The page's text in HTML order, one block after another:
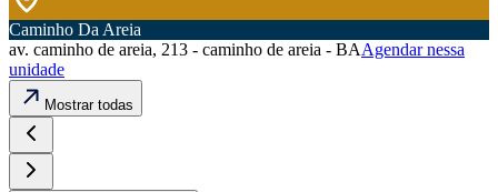
Caminho Da Areia
av. caminho de areia, 213 - caminho de areia - BAAgendar nessa
unidade
Mostrar todas